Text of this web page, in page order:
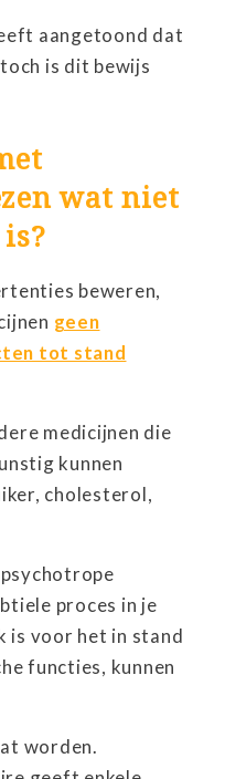
aangetoond dat
is dit bewijs
wat niet
beweren,
geen
tot stand
medicijnen die
kunnen
cholesterol,
proces in je
is voor het in stand
functies, kunnen
worden.